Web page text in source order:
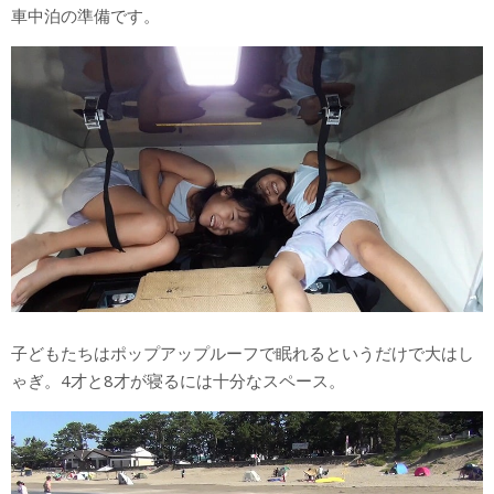
車中泊の準備です。
子どもたちはポップアップルーフで眠れるというだけで大はし
ゃぎ。4才と8才が寝るには十分なスペース。